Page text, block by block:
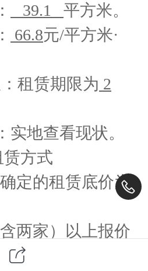
39.1
平方米。
66.8元/平方米·
租赁期限为 2
实地查看现状。
方式
定的租赁底价为
两家）以上报价
价，价高者得的